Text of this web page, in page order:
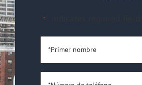
"*
nombre